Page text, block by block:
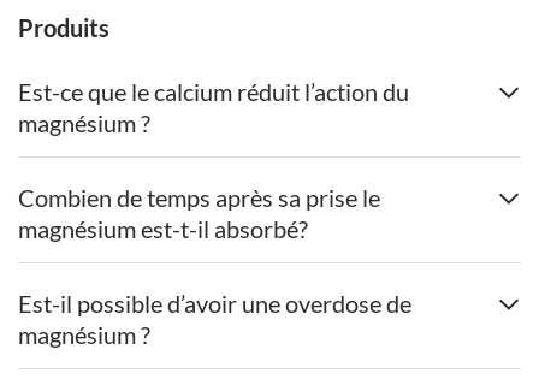
Produits
Est-ce que le calcium réduit l’action du
magnésium ?
Combien de temps après sa prise le
magnésium est-t-il absorbé?
Est-il possible d’avoir une overdose de
magnésium ?